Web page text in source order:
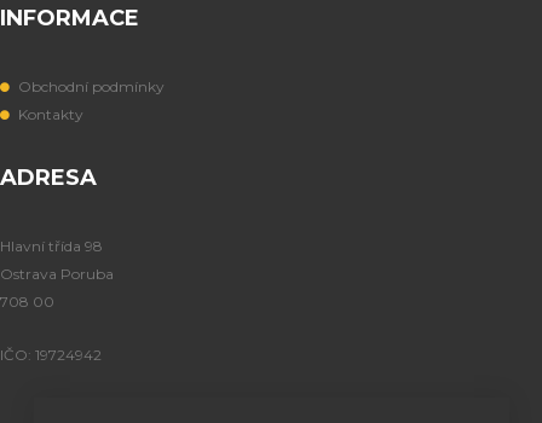
INFORMACE
Obchodní podmínky
Kontakty
ADRESA
Hlavní třída 98
Ostrava Poruba
708 00
IČO: 19724942